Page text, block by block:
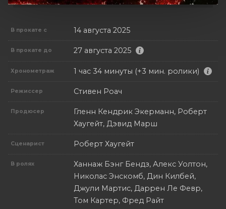
В прокате с 14 августа 2025
В прокате до 27 августа 2025
Хронометраж 1 час 34 минуты (+3 мин. ролики)
Режиссер Стивен Роач
Продюсер
Гленн Кендрик Экерманн, Роберт
Хаугейт, Дэвид Марш
Сценарист Роберт Хаугейт
В ролях
Ханнаж Бэнг Бендз, Алекс Уолтон,
Николас Энскомб, Дин Килбей,
Джули Мартис, Даррен Ле Февр,
Том Картер, Фред Райт